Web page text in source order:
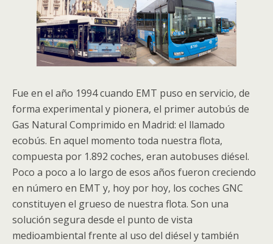
Fue en el año 1994 cuando EMT puso en servicio, de
forma experimental y pionera, el primer autobús de
Gas Natural Comprimido en Madrid: el llamado
ecobús. En aquel momento toda nuestra flota,
compuesta por 1.892 coches, eran autobuses diésel.
Poco a poco a lo largo de esos años fueron creciendo
en número en EMT y, hoy por hoy, los coches GNC
constituyen el grueso de nuestra flota. Son una
solución segura desde el punto de vista
medioambiental frente al uso del diésel y también